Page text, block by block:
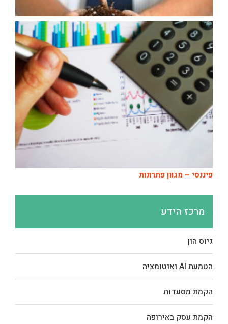
פיננסי – מגוון פתרונות
מרכז הידע
גיוס הון
הטמעת AI ואוטומציה
הקמת מסעדות
הקמת עסק באירופה